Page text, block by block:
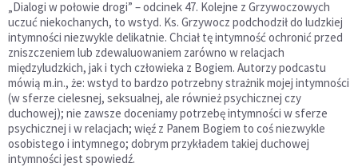
„Dialogi w połowie drogi” – odcinek 47. Kolejne z Grzywoczowych
uczuć niekochanych, to wstyd. Ks. Grzywocz podchodził do ludzkiej
intymności niezwykle delikatnie. Chciał tę intymność ochronić przed
zniszczeniem lub zdewaluowaniem zarówno w relacjach
międzyludzkich, jak i tych człowieka z Bogiem. Autorzy podcastu
mówią m.in., że: wstyd to bardzo potrzebny strażnik mojej intymności
(w sferze cielesnej, seksualnej, ale również psychicznej czy
duchowej); nie zawsze doceniamy potrzebę intymności w sferze
psychicznej i w relacjach; więź z Panem Bogiem to coś niezwykle
osobistego i intymnego; dobrym przykładem takiej duchowej
intymności jest spowiedź.